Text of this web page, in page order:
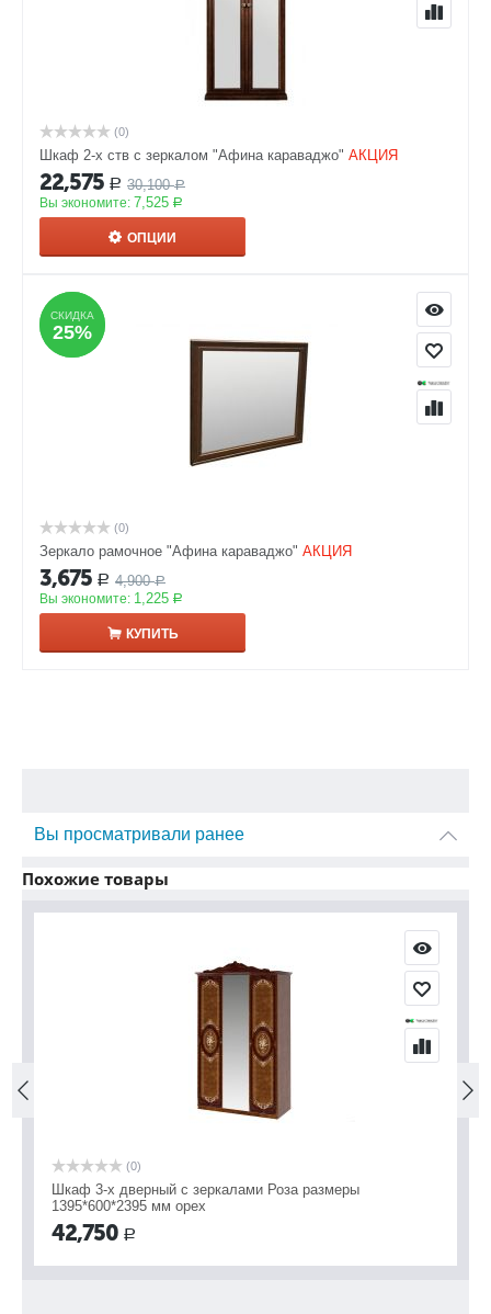
(0)
Шкаф 2-х ств с зеркалом "Афина караваджо" АКЦИЯ
22,575 Р 30,100 Р
Вы экономите: 7,525 Р
ОПЦИИ
СКИДКА
25%
СКИДКА
25%
(0)
Зеркало рамочное "Афина караваджо" АКЦИЯ
3,675 Р 4,900 Р
Вы экономите: 1,225 Р
КУПИТЬ
Вы просматривали ранее
Похожие товары
Шкаф 3-х дверный с зеркалами Роза размеры
1395*600*2395 мм беж